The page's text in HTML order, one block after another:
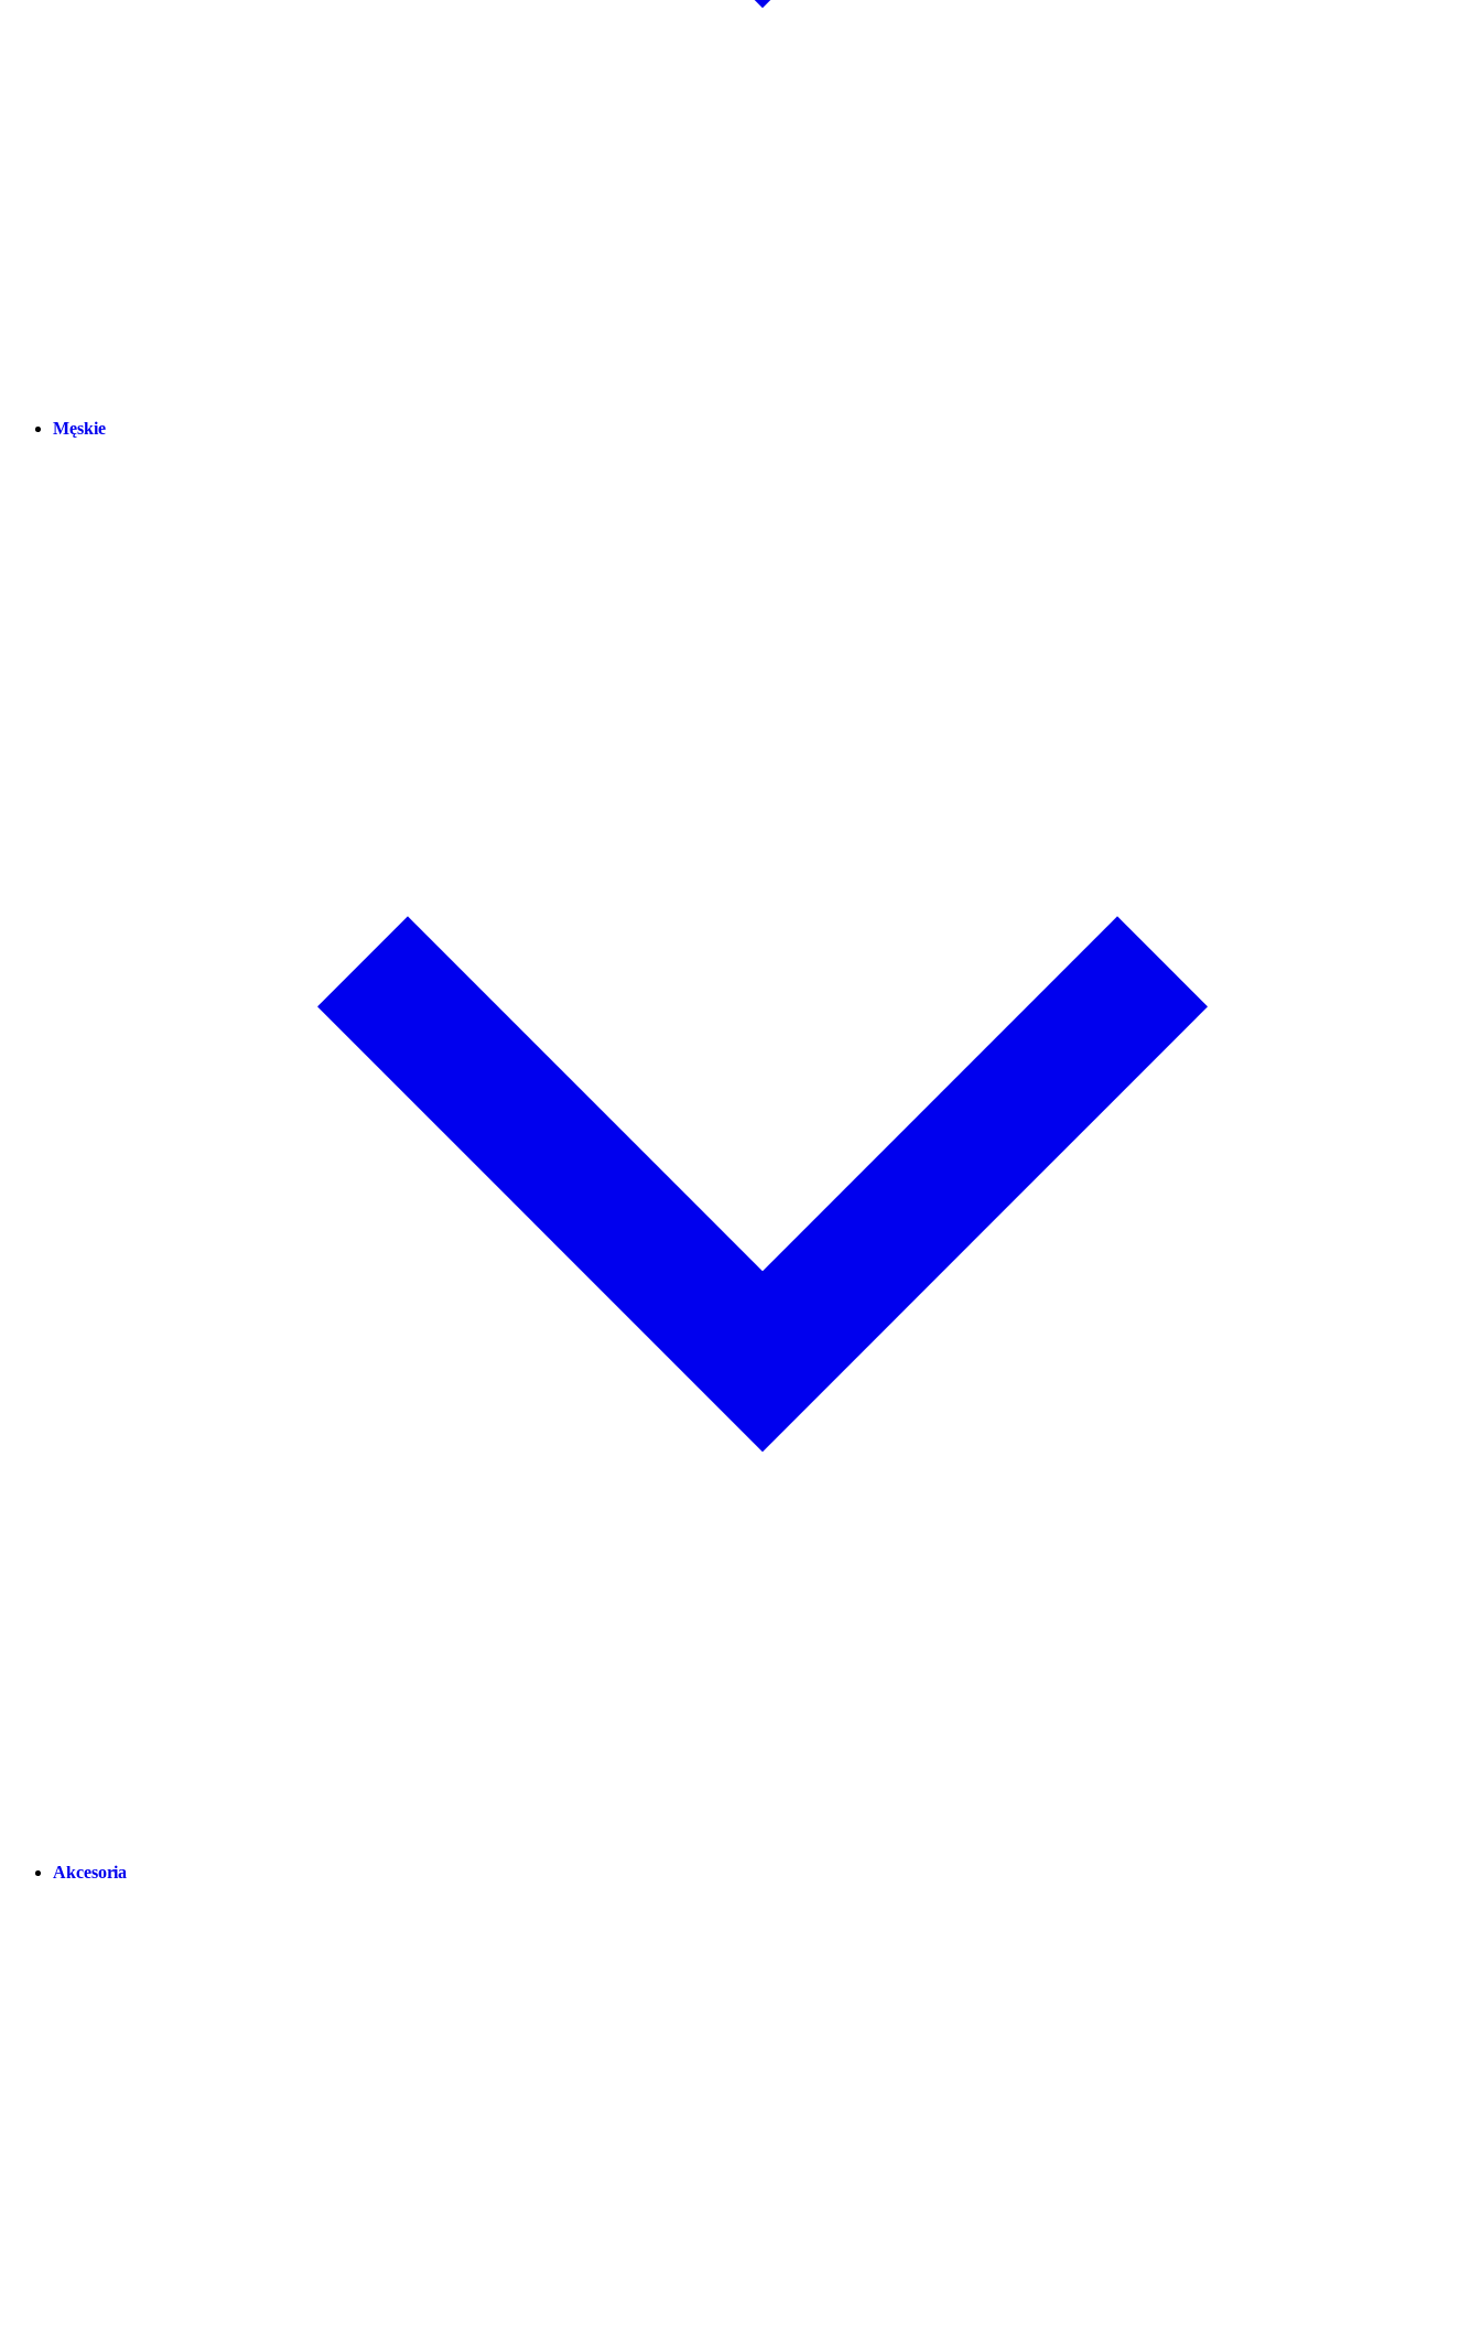
Męskie
Akcesoria